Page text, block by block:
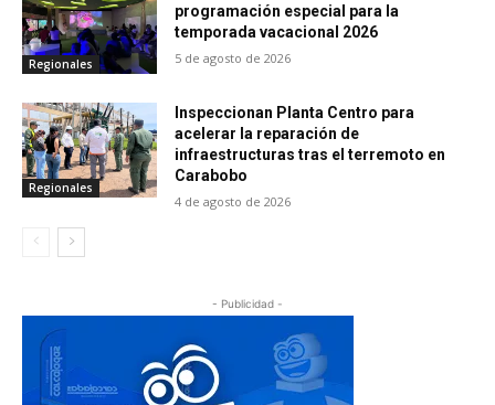
Regionales
programación especial para la
temporada vacacional 2026
5 de agosto de 2026
Regionales
Inspeccionan Planta Centro para
acelerar la reparación de
infraestructuras tras el terremoto en
Carabobo
4 de agosto de 2026
- Publicidad -